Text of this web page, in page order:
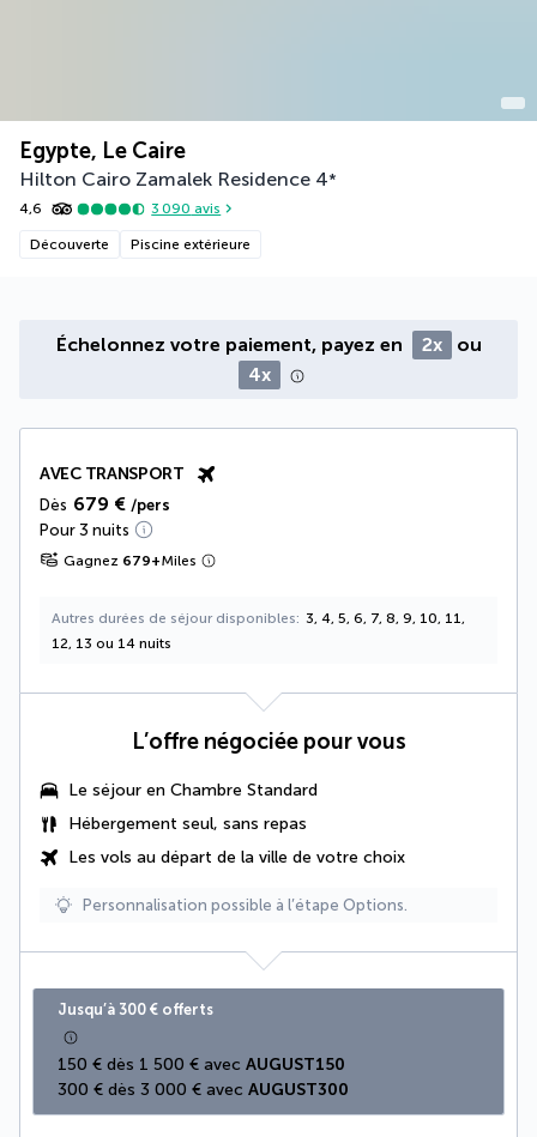
Egypte, Le Caire
Hilton Cairo Zamalek Residence 4*
4,6 3 090 avis
Découverte Piscine extérieure
Échelonnez votre paiement, payez en 2x
ou
4x
AVEC TRANSPORT
Dès 679 € /pers
Pour 3 nuits
Gagnez 679+Miles
Autres durées de séjour disponibles
3, 4, 5, 6, 7, 8, 9, 10, 11,
12, 13 ou 14 nuits
L’offre négociée pour vous
Le séjour en Chambre Standard
Hébergement seul, sans repas
Les vols au départ de la ville de votre choix
Personnalisation possible à l’étape Options.
Jusqu’à 300 € offerts
150 € dès 1 500 € avec AUGUST150
300 € dès 3 000 € avec AUGUST300